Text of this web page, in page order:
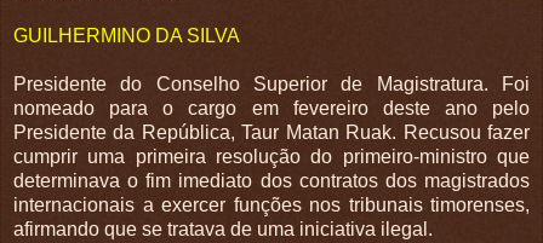
GUILHERMINO DA SILVA
Presidente do Conselho Superior de Magistratura. Foi
nomeado para o cargo em fevereiro deste ano pelo
Presidente da República, Taur Matan Ruak. Recusou fazer
cumprir uma primeira resolução do primeiro-ministro que
determinava o fim imediato dos contratos dos magistrados
internacionais a exercer funções nos tribunais timorenses,
afirmando que se tratava de uma iniciativa ilegal.